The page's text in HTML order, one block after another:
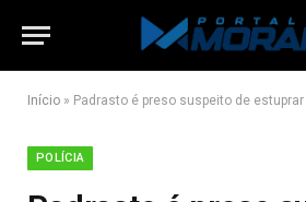
Início » Padrasto é preso suspeito de estuprar
POLÍCIA